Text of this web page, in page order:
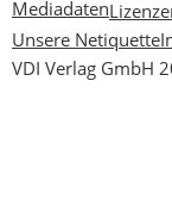
Mediadaten
Unsere Netiquette
VDI Verlag GmbH